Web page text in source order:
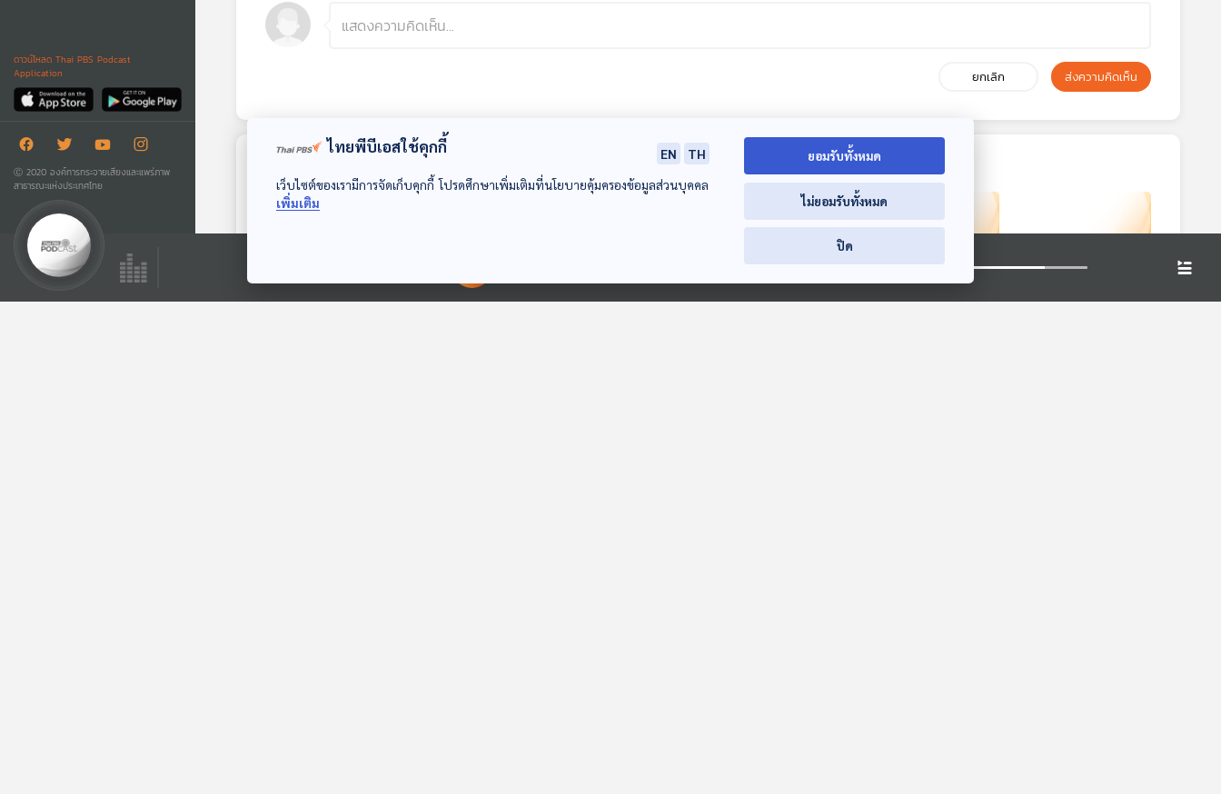
ดาวน์โหลด Thai PBS Podcast
Application
Ⓒ 2020 องค์การกระจายเสียงและแพร่ภาพ
สาธารณะแห่งประเทศไทย
ยกเลิก ส่งความคิดเห็น
ตอนถัดไป
29:03 29:03 29:03 29:03 29:03 29:03
00:00:00
ไทยพีบีเอสใช้คุกกี้ EN
TH
เว็บไซต์ของเรามีการจัดเก็บคุกกี้ โปรดศึกษาเพิ่มเติมที่นโยบายคุ้มครองข้อมูลส่วนบุคคล
เพิ่มเติม
ยอมรับทั้งหมด
ไม่ยอมรับทั้งหมด
ปิด